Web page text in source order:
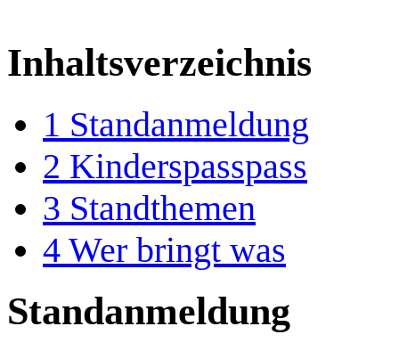
Inhaltsverzeichnis
1 Standanmeldung
2 Kinderspasspass
3 Standthemen
4 Wer bringt was
Standanmeldung